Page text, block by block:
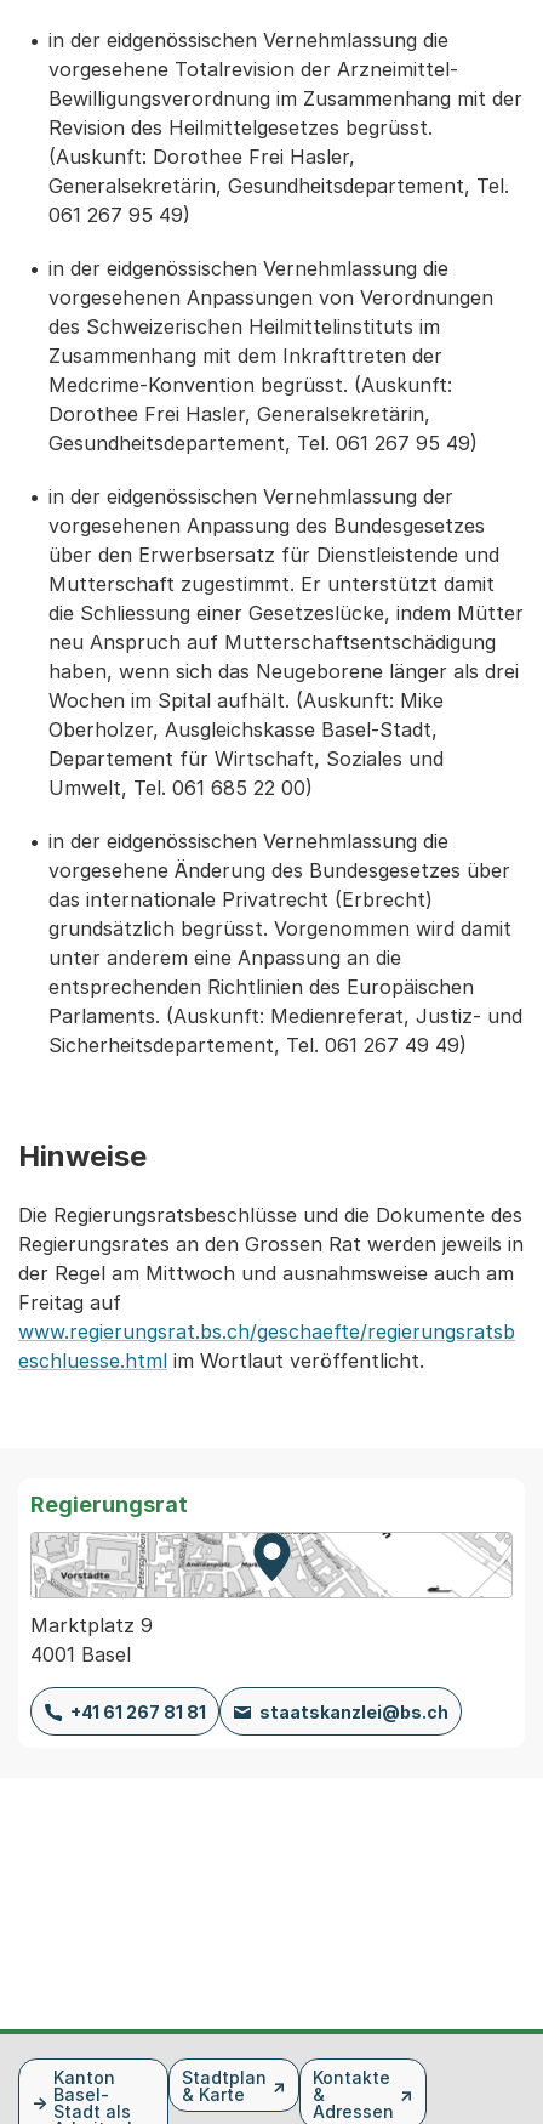
in der eidgenössischen Vernehmlassung die
vorgesehene Totalrevision der Arzneimittel-
Bewilligungsverordnung im Zusammenhang mit der
Revision des Heilmittelgesetzes begrüsst.
(Auskunft: Dorothee Frei Hasler,
Generalsekretärin, Gesundheitsdepartement, Tel.
061 267 95 49)
in der eidgenössischen Vernehmlassung die
vorgesehenen Anpassungen von Verordnungen
des Schweizerischen Heilmittelinstituts im
Zusammenhang mit dem Inkrafttreten der
Medcrime-Konvention begrüsst. (Auskunft:
Dorothee Frei Hasler, Generalsekretärin,
Gesundheitsdepartement, Tel. 061 267 95 49)
in der eidgenössischen Vernehmlassung der
vorgesehenen Anpassung des Bundesgesetzes
über den Erwerbsersatz für Dienstleistende und
Mutterschaft zugestimmt. Er unterstützt damit
die Schliessung einer Gesetzeslücke, indem Mütter
neu Anspruch auf Mutterschaftsentschädigung
haben, wenn sich das Neugeborene länger als drei
Wochen im Spital aufhält. (Auskunft: Mike
Oberholzer, Ausgleichskasse Basel-Stadt,
Departement für Wirtschaft, Soziales und
Umwelt, Tel. 061 685 22 00)
in der eidgenössischen Vernehmlassung die
vorgesehene Änderung des Bundesgesetzes über
das internationale Privatrecht (Erbrecht)
grundsätzlich begrüsst. Vorgenommen wird damit
unter anderem eine Anpassung an die
entsprechenden Richtlinien des Europäischen
Parlaments. (Auskunft: Medienreferat, Justiz- und
Sicherheitsdepartement, Tel. 061 267 49 49)
Hinweise
Die Regierungsratsbeschlüsse und die Dokumente des
Regierungsrates an den Grossen Rat werden jeweils in
der Regel am Mittwoch und ausnahmsweise auch am
Freitag auf
www.regierungsrat.bs.ch/geschaefte/regierungsratsb
eschluesse.html im Wortlaut veröffentlicht.
Regierungsrat
Zur Karte von MapBS.
Externer Link, wird in einem
Marktplatz 9
4001 Basel
+41 61 267 81 81 staatskanzlei@bs.ch
FusszeileKanton
Basel-
Stadt als
Stadtplan
& Karte
Kontakte
&
Adressen